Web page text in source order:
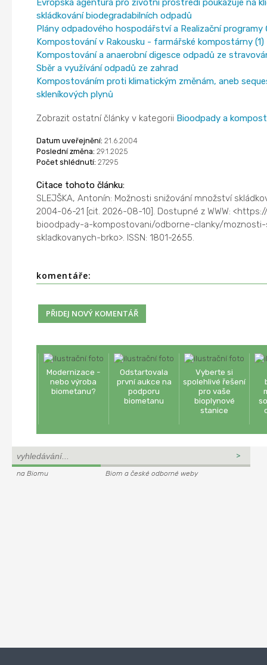
Evropská agentura pro životní prostředí poukazuje na
skládkování biodegradabilních odpadů
Plány odpadového hospodářství a Realizační programy
Kompostování v Rakousku - farmářské kompostárny (1)
Kompostování a anaerobní digesce odpadů ze
Sběr a využívání odpadů ze zahrad
Kompostováním proti klimatickým změnám, aneb
skleníkových plynů
Zobrazit ostatní články v kategorii Bioodpady a
Datum uveřejnění: 21.6.2004
Poslední změna: 29.1.2025
Počet shlédnutí: 27295
Citace tohoto článku:
SLEJŠKA, Antonín: Možnosti snižování množství
2004-06-21 [cit. 2026-08-10]. Dostupné z WWW:
bioodpady-a-kompostovani/odborne-clanky/
skladkovanych-brko>. ISSN: 1801-2655.
komentáře:
Modernizace -
nebo výroba
biometanu?
Odstartovala
první aukce na
podporu
biometanu
Vyberte si
spolehlivé řešení
pro vaše
bioplynové
stanice
na Biomu Biom a české odborné weby